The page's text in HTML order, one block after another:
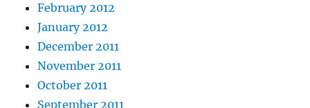
February 2012
January 2012
December 2011
November 2011
October 2011
September 2011